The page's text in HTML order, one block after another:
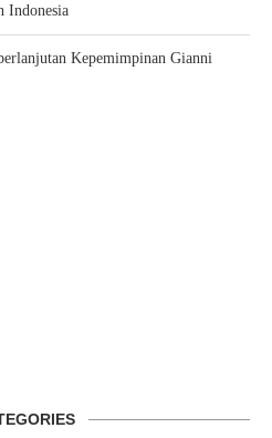
Indonesia
Kepemimpinan Gianni